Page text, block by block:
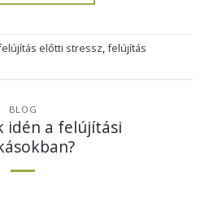
előtti stressz,felújítás
BLOG
idén a felújítási